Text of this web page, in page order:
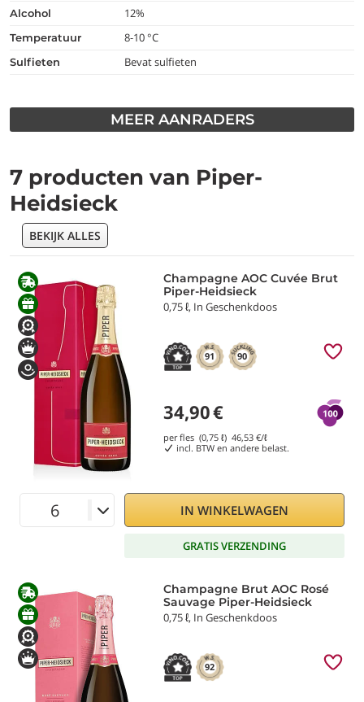
alcohol 12%
temperatuur 8-10 °C
Sulfieten Bevat sulfieten
MEER AANRADERS
7 producten van Piper-
Heidsieck
BEKIJK ALLES
Champagne AOC Cuvée Brut
Piper-Heidsieck
0,75 ℓ, In Geschenkdoos
91 90
34,90€
per fles (0,75 ℓ) 46,53€/ℓ
incl. BTW en andere belast.
IN WINKELWAGEN
GRATIS VERZENDING
Champagne Brut AOC Rosé
Sauvage Piper-Heidsieck
0,75 ℓ, In Geschenkdoos
92